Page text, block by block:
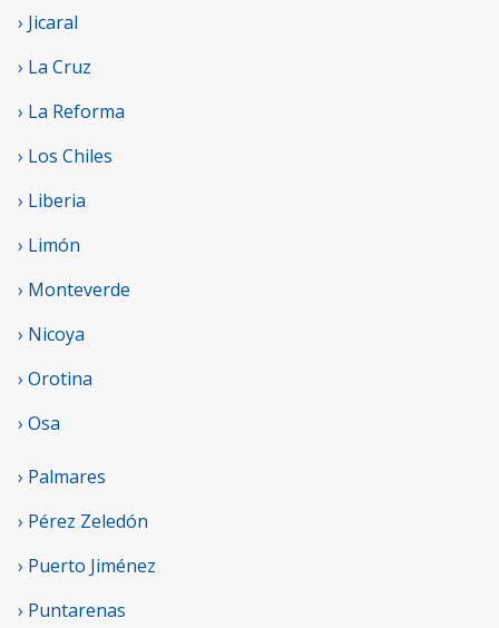
› Jicaral
› La Cruz
› La Reforma
› Los Chiles
› Liberia
› Limón
› Monteverde
› Nicoya
› Orotina
› Osa
› Palmares
› Pérez Zeledón
› Puerto Jiménez
› Puntarenas